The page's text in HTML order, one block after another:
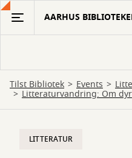
Gå
hovedindhold
AARHUS
Tilst Bibliotek Events
Litteraturvandring: Om dyr
LITTERATUR